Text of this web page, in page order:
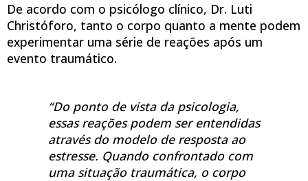
De acordo com o psicólogo clínico, Dr. Luti
Christóforo, tanto o corpo quanto a mente podem
experimentar uma série de reações após um
evento traumático.
“Do ponto de vista da psicologia,
essas reações podem ser entendidas
através do modelo de resposta ao
estresse. Quando confrontado com
uma situação traumática, o corpo